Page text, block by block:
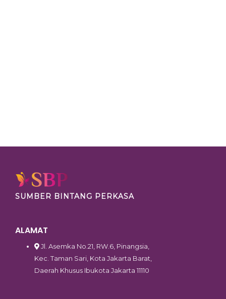
SUMBER BINTANG PERKASA
ALAMAT
Jl. Asemka No.21, RW.6, Pinangsia,
Kec. Taman Sari, Kota Jakarta Barat,
Daerah Khusus Ibukota Jakarta 11110